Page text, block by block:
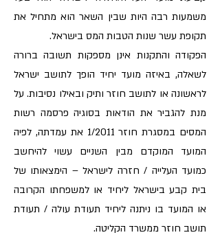
משמעות רבה היות שבין השאר הוא מתחיל את
תקופת עשר שנות הטבות המס בישראל.
הפקודה והתקנות אינן מספקות תשובה ברורה
לשאלה, באיזה מועד יחיד הופך לתושב ישראל
לראשונה או לתושב חוזר ותיק ובאילו נסיבות. על
מנת להגביר את הודאות בסוגיה פרסמה רשות
המסים במסגרת חוזר 1/2011 את עמדתה, לפיה
המועד המוקדם מבין השניים עשוי להיחשב
כמועד העלייה / חזרה לישראל – הימצאותו של
בית קבע בישראל ליחיד או למשפחתו הקרובה
או המועד בו ניתנה ליחיד תעודת עולה / תעודת
תושב חוזר ממשרד הקליטה.